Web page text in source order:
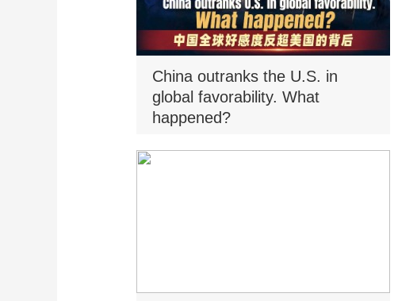
China outranks the U.S. in
global favorability. What
happened?